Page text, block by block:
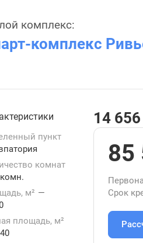
комплекс:
комплекс
пункт
комнат
м² —
площадь, м²
14
85
Срок